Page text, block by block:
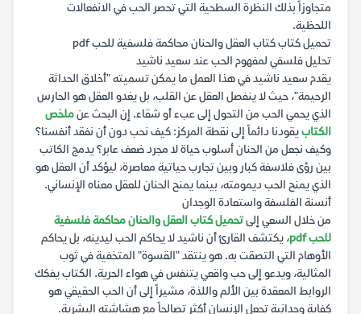
متجاوزاً بذلك النظرة السطحية التي تحصر الحب في الانفعالات
اللحظية.
تحميل كتاب كتاب العقل والحنان محاكمة فلسفية للحب pdf
تحليل فلسفي لمفهوم الحب عند سعيد ناشيد
يقدم سعيد ناشيد في هذا العمل ما يمكن تسميته "أخلاق الحداثة
الرحيمة"، حيث لا ينفصل العقل عن القلب، بل يغدو العقل هو الحارس
الذي يحمي الحب من التحول إلى عبء أو شقاء. إن البحث عنملخص
الكتابيقودنا دائماً إلى نقطة المركز: كيف نحب دون أن نفقد أنفسنا؟
وكيف نجعل من الحنان أسلوب حياة لا مجرد ضعف عابر؟ يدمج الكاتب
بين رؤى فلاسفة كبار وبين تجارب حياتية معاصرة، ليؤكد أن العقل هو
الذي يمنح الحب ديمومته، بينما يمنح الحنان للعقل معناه الإنساني.
أنسنة الفلسفة واستعادة الوجدان
من خلال السعي إلىتحميل كتاب العقل والحنان محاكمة فلسفية
للحب pdf
، يكتشف القارئ أن ناشيد لا يحاكم الحب ليدينه، بل يحاكم
الأوهام التي التصقت به. هو ينتقد "القسوة" المتخفية في ثوب
المثالية، ويدعو إلى حب واقعي يتنفس في هواء الحرية. الكتاب يفكك
الروابط المعقدة بين الألم واللذة، مشيراً إلى أن الحب الحقيقي هو
كفاية وجدانية تجعل الإنسان أكثر تصالحاً مع هشاشته البشرية.